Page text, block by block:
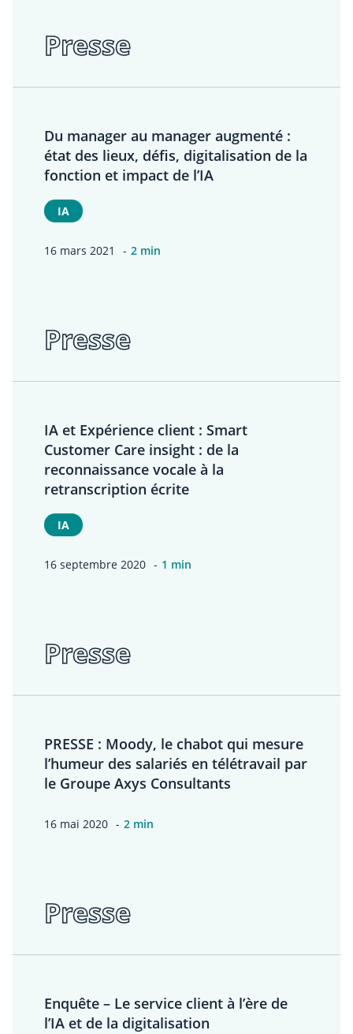
Presse
Du manager au manager augmenté :
état des lieux, défis, digitalisation de la
fonction et impact de l’IA
IA
16 mars 2021 2 min
Presse
IA et Expérience client : Smart
Customer Care insight : de la
reconnaissance vocale à la
retranscription écrite
IA
16 septembre 2020 1 min
Presse
PRESSE : Moody, le chabot qui mesure
l’humeur des salariés en télétravail par
le Groupe Axys Consultants
16 mai 2020 2 min
Presse
Enquête – Le service client à l’ère de
l’IA et de la digitalisation